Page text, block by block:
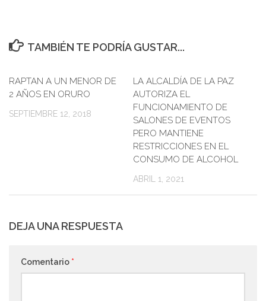
TAMBIÉN TE PODRÍA GUSTAR...
RAPTAN A UN MENOR DE
2 AÑOS EN ORURO
SEPTIEMBRE 12, 2018
LA ALCALDÍA DE LA PAZ
AUTORIZA EL
FUNCIONAMIENTO DE
SALONES DE EVENTOS
PERO MANTIENE
RESTRICCIONES EN EL
CONSUMO DE ALCOHOL
ABRIL 1, 2021
DEJA UNA RESPUESTA
Comentario *